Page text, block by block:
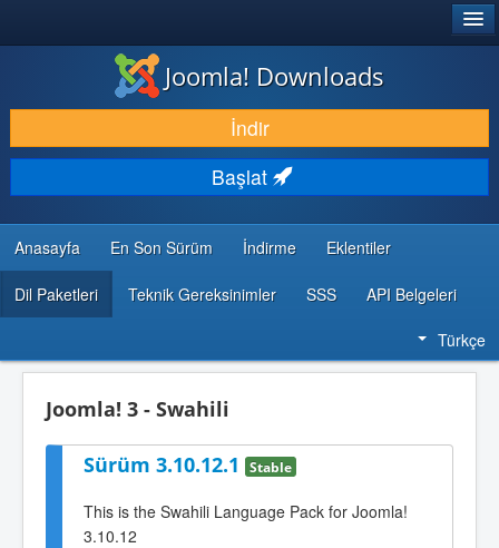
İNDIR & GENIŞLET
KEŞFET & ÖĞREN
TOPLULUK & DESTEK
GELIŞTIRICI KAYNAKLARI
Joomla! Downloads
İndir
Başlat
Anasayfa En Son Sürüm İndirme Eklentiler
Dil Paketleri Teknik Gereksinimler SSS API Belgeleri
Türkçe
Joomla! 3 - Swahili
Sürüm 3.10.12.1 Stable
This is the Swahili Language Pack for Joomla!
3.10.12